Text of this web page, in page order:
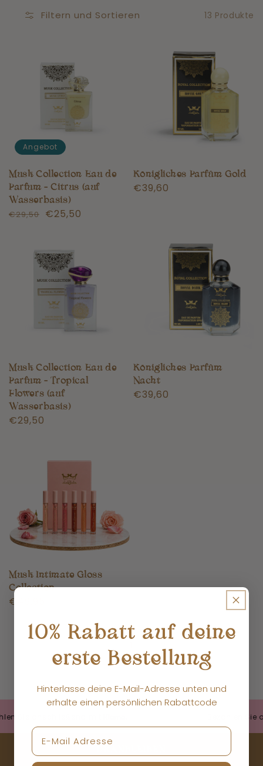
Filtern und Sortieren 13 Produkte
Musk Collection Eau de
Parfum - Citrus (auf
Wasserbasis)
Normaler
€29,50 Angebotspreis
€25,50
Angebot
Königliches Parfüm Gold
Normaler
€39,60
Musk Collection Eau de
Parfum - Tropical
Flowers (auf
Wasserbasis)
Normaler
€29,50
Königliches Parfüm
Nacht
Normaler
€39,60
Musk Intimate Gloss
Collection
Normaler
€49,95
Sie anschließend mit Bezahlen Sie
10% Rabatt auf deine
erste Bestellung
Hinterlasse deine E-Mail-Adresse unten und
erhalte einen persönlichen Rabattcode